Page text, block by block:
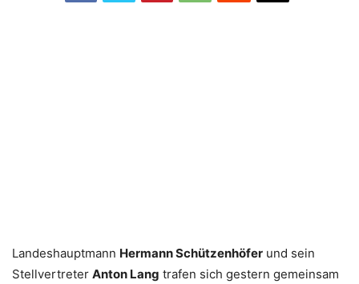
Landeshauptmann Hermann Schützenhöfer und sein
Stellvertreter Anton Lang trafen sich gestern gemeinsam